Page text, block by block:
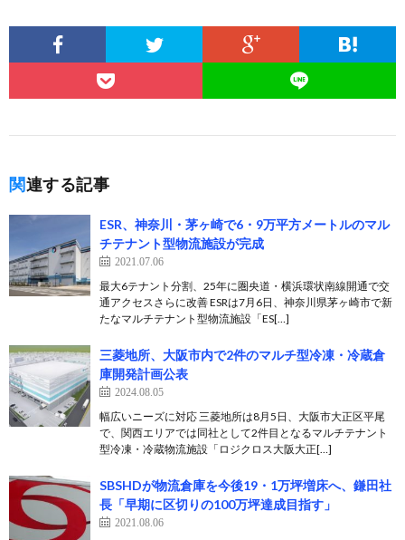
関連する記事
ESR、神奈川・茅ヶ崎で6・9万平方メートルのマル
チテナント型物流施設が完成
2021.07.06
最大6テナント分割、25年に圏央道・横浜環状南線開通で交
通アクセスさらに改善 ESRは7月6日、神奈川県茅ヶ崎市で新
たなマルチテナント型物流施設「ES[…]
三菱地所、大阪市内で2件のマルチ型冷凍・冷蔵倉
庫開発計画公表
2024.08.05
幅広いニーズに対応 三菱地所は8月5日、大阪市大正区平尾
で、関西エリアでは同社として2件目となるマルチテナント
型冷凍・冷蔵物流施設「ロジクロス大阪大正[…]
SBSHDが物流倉庫を今後19・1万坪増床へ、鎌田社
長「早期に区切りの100万坪達成目指す」
2021.08.06